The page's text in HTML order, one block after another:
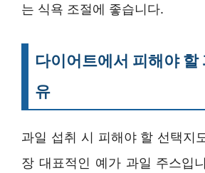
는 식욕 조절에 좋습니다.
다이어트에서 피해야 할
유
과일 섭취 시 피해야 할 선택지
장 대표적인 예가 과일 주스입